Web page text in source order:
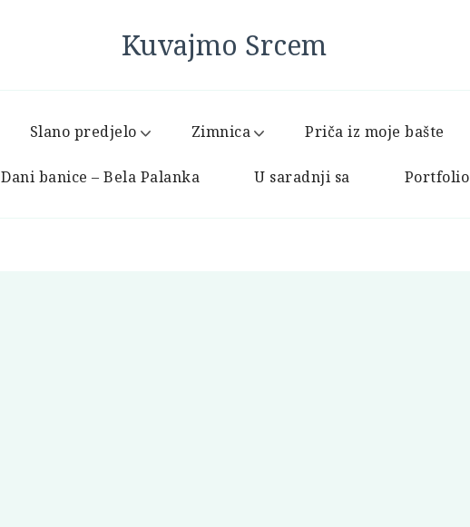
Kuvajmo Srcem
Slano predjelo Zimnica Priča iz moje bašte
Dani banice – Bela Palanka U saradnji sa Portfolio